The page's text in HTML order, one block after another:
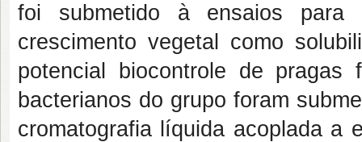
foi submetido à ensaios para
crescimento vegetal como
potencial biocontrole de pragas
bacterianos do grupo foram
cromatografia líquida acoplada a